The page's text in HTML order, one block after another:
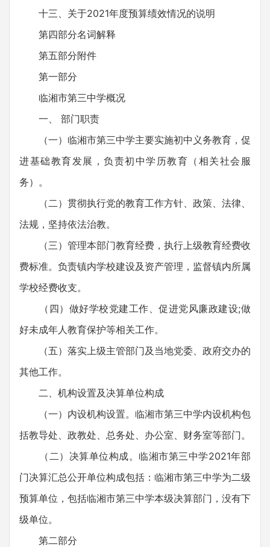
十三、关于2021年度预算绩效情况的说明
第四部分名词解释
第五部分附件
第一部分
临湘市第三中学概况
一、 部门职责
（一）临湘市第三中学主要实施初中义务教育，促
进基础教育发展，负责初中学历教育（相关社会服
务）。
（二）贯彻执行党的教育工作方针、政策、法律、
法规，坚持依法治教。
（三）管理本部门教育经费，执行上级教育经费收
费标准。负责镇内学校建设及资产管理，监督镇内所属
学校经费收支。
（四）做好学校党建工作、促进党风廉政建设;做
好未成年人教育保护等相关工作。
（五）落实上级主管部门及当地党委、政府交办的
其他工作。
二、机构设置及决算单位构成
（一）内设机构设置。临湘市第三中学内设机构包
括教导处、政教处、总务处、办公室、财务室等部门。
（二）决算单位构成。临湘市第三中学2021年部
门决算汇总公开单位构成包括：临湘市第三中学为二级
预算单位，包括临湘市第三中学本级决算部门，没有下
级单位。
第二部分